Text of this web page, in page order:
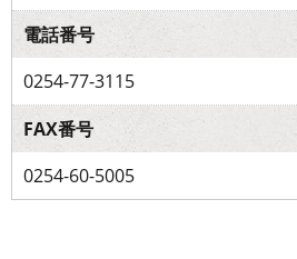
電話番号
0254-77-3115
FAX番号
0254-60-5005